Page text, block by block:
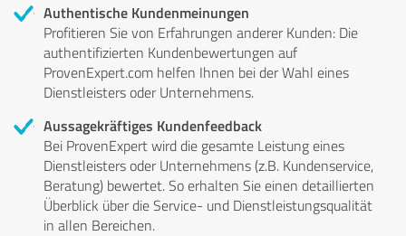
Authentische Kundenmeinungen
Profitieren Sie von Erfahrungen anderer Kunden: Die
authentifizierten Kundenbewertungen auf
ProvenExpert.com helfen Ihnen bei der Wahl eines
Dienstleisters oder Unternehmens.
Aussagekräftiges Kundenfeedback
Bei ProvenExpert wird die gesamte Leistung eines
Dienstleisters oder Unternehmens (z.B. Kundenservice,
Beratung) bewertet. So erhalten Sie einen detaillierten
Überblick über die Service- und Dienstleistungsqualität
in allen Bereichen.